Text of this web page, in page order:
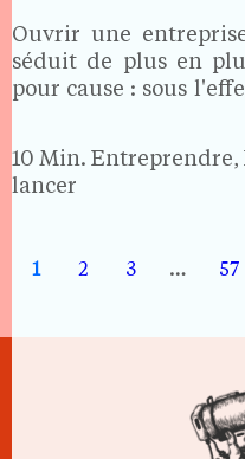
Ouvrir une
séduit de plus en
pour cause : sous
appartements
France.…
10 Min. Entreprendre,
lancer
1 2 3 … 57